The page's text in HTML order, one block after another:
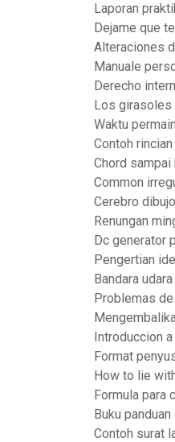
Laporan
Dejame que
Alteraciones
Manuale
Derecho
Los
Waktu
Contoh
Chord sampai
Common
Cerebro
Renungan
Dc generator
Pengertian
Bandara
Problemas
Introduccion
Format
How to lie
Formula para
Buku
Contoh surat